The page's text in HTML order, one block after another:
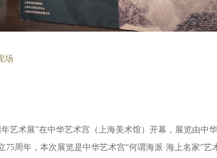
场
艺术展”在中华艺术宫（上海美术馆）开幕，展览由中
周年，本次展览是中华艺术宫“何谓海派·海上名家”艺